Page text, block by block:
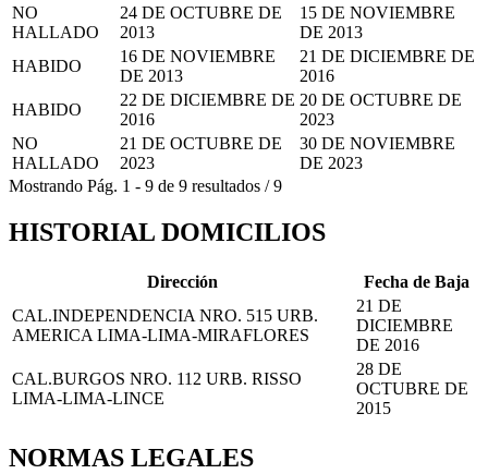
NO
HALLADO
24 DE OCTUBRE DE
2013
15 DE NOVIEMBRE
DE 2013
HABIDO
16 DE NOVIEMBRE
DE 2013
21 DE DICIEMBRE DE
2016
HABIDO
22 DE DICIEMBRE DE
2016
20 DE OCTUBRE DE
2023
NO
HALLADO
21 DE OCTUBRE DE
2023
30 DE NOVIEMBRE
DE 2023
Mostrando Pág. 1 - 9 de 9 resultados /9
HISTORIAL DOMICILIOS
Dirección
Fecha de Baja
CAL.INDEPENDENCIA NRO. 515 URB.
AMERICA LIMA-LIMA-MIRAFLORES
21 DE
DICIEMBRE
DE 2016
CAL.BURGOS NRO. 112 URB. RISSO
LIMA-LIMA-LINCE
28 DE
OCTUBRE DE
2015
NORMAS LEGALES